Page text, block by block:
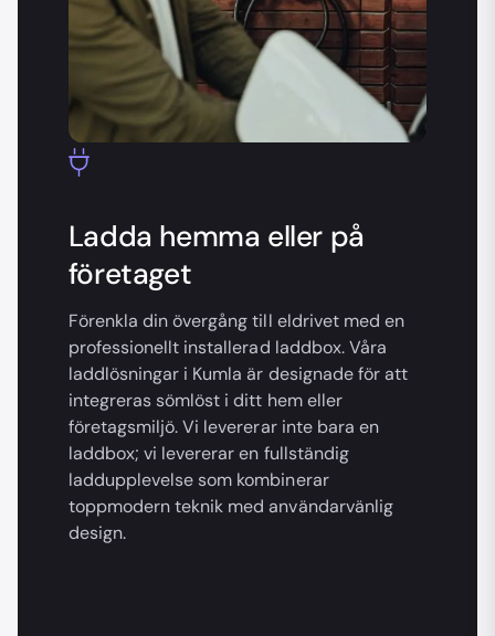
Ladda hemma eller på
företaget
Förenkla din övergång till eldrivet med en
professionellt installerad laddbox. Våra
laddlösningar i Kumla är designade för att
integreras sömlöst i ditt hem eller
företagsmiljö. Vi levererar inte bara en
laddbox; vi levererar en fullständig
laddupplevelse som kombinerar
toppmodern teknik med användarvänlig
design.